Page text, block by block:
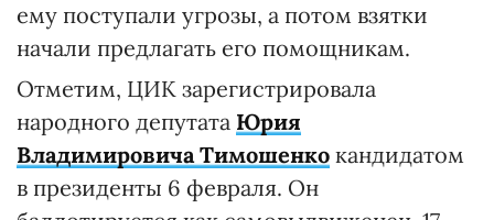
ему поступали угрозы, а потом взятки
начали предлагать его помощникам.
Отметим, ЦИК зарегистрировала
народного депутата Юрия
Владимировича Тимошенко кандидатом
в президенты 6 февраля. Он